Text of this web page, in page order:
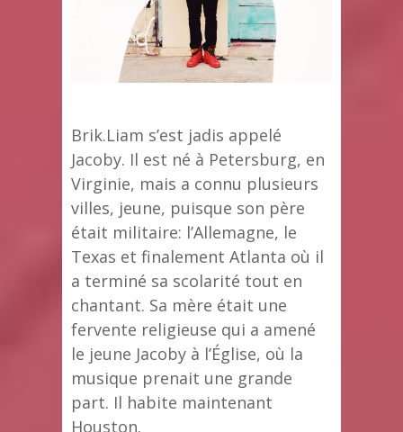
Brik.Liam s’est jadis appelé
Jacoby. Il est né à Petersburg, en
Virginie, mais a connu plusieurs
villes, jeune, puisque son père
était militaire: l’Allemagne, le
Texas et finalement Atlanta où il
a terminé sa scolarité tout en
chantant. Sa mère était une
fervente religieuse qui a amené
le jeune Jacoby à l’Église, où la
musique prenait une grande
part. Il habite maintenant
Houston.